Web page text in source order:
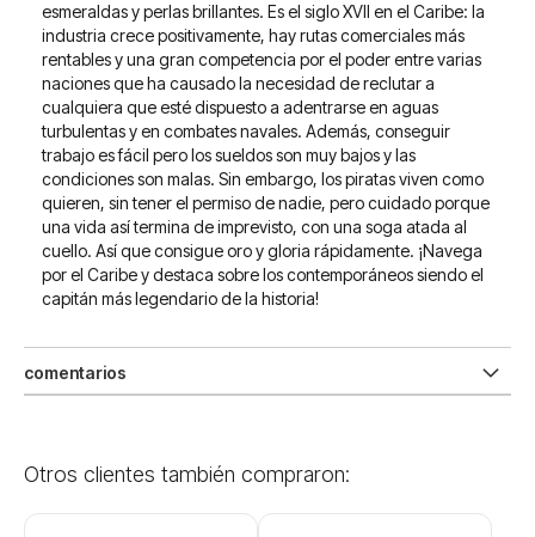
esmeraldas y perlas brillantes. Es el siglo XVII en el Caribe: la
industria crece positivamente, hay rutas comerciales más
rentables y una gran competencia por el poder entre varias
naciones que ha causado la necesidad de reclutar a
cualquiera que esté dispuesto a adentrarse en aguas
turbulentas y en combates navales. Además, conseguir
trabajo es fácil pero los sueldos son muy bajos y las
condiciones son malas. Sin embargo, los piratas viven como
quieren, sin tener el permiso de nadie, pero cuidado porque
una vida así termina de imprevisto, con una soga atada al
cuello. Así que consigue oro y gloria rápidamente. ¡Navega
por el Caribe y destaca sobre los contemporáneos siendo el
capitán más legendario de la historia!
comentarios
Otros clientes también compraron: